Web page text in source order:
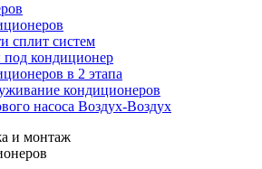
сплит систем
под кондиционер
в 2 этапа
кондиционеров
насоса Воздух-Воздух
и монтаж